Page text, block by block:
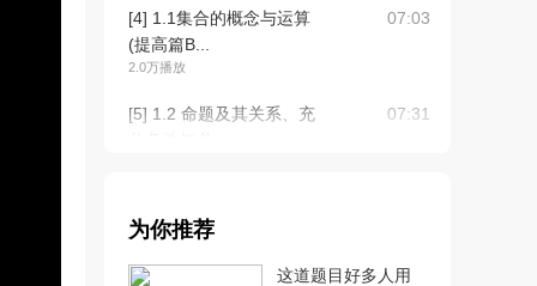
[4] 1.1集合的概念与运算
(提高篇B...
2.0万播放
07:03
[5] 1.2 命题及其关系、充
07:31
分条件与必...
为你推荐
这道题目好多人用